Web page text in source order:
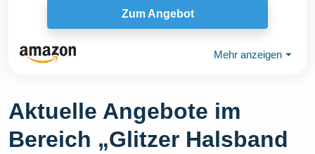
Zum Angebot
Mehr anzeigen ⏷
Aktuelle Angebote im
Bereich „Glitzer Halsband